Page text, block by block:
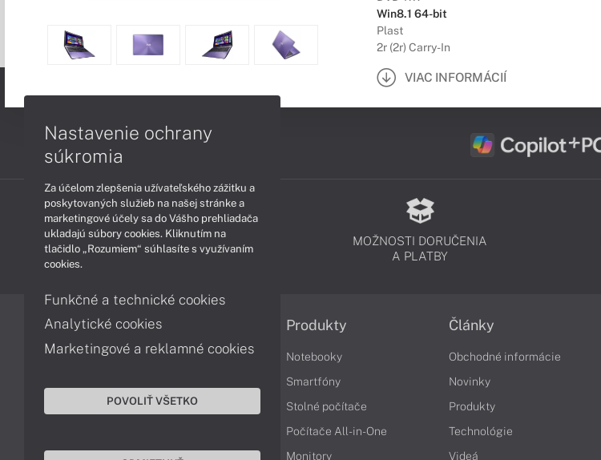
Win8.1 64-bit
Plast
2r (2r) Carry-In
VIAC INFORMÁCIÍ
PODPORA A SERVIS
MOŽNOSTI DORUČENIA
A PLATBY
Informácie
Obchodné podmienky
Ochrana osobných údajov
Vyhlásenie o prístupnosti
Produkty
Notebooky
Smartfóny
Stolné počítače
Počítače All-in-One
Monitory
Články
Obchodné informácie
Novinky
Produkty
Technológie
Videá
Nastavenie ochrany
súkromia
Za účelom zlepšenia užívateľského zážitku a
poskytovaných služieb na našej stránke a
marketingové účely sa do Vášho prehliadača
ukladajú súbory cookies. Kliknutím na
tlačidlo „Rozumiem“ súhlasíte s využívaním
cookies.
Funkčné a technické cookies
Analytické cookies
Marketingové a reklamné cookies
POVOLIŤ VŠETKO